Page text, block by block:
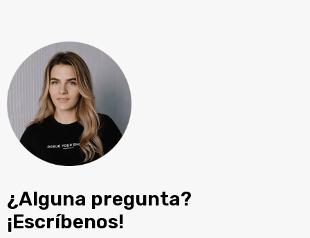
¿Alguna pregunta?
¡Escríbenos!